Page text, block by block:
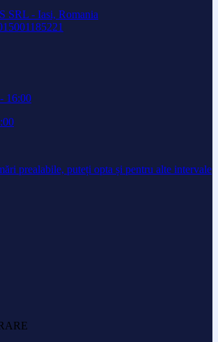
SRL - Iasi, Romania
16:00
prealabile, puteți opta și pentru alte intervale